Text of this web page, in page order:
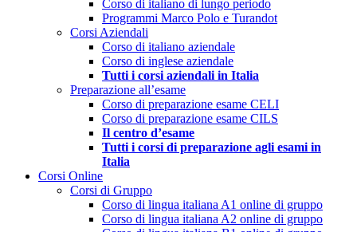
Corso di italiano di lungo periodo
Programmi Marco Polo e Turandot
Corsi Aziendali
Corso di italiano aziendale
Corso di inglese aziendale
Tutti i corsi aziendali in Italia
Preparazione all’esame
Corso di preparazione esame CELI
Corso di preparazione esame CILS
Il centro d’esame
Tutti i corsi di preparazione agli esami in
Italia
Corsi Online
Corsi di Gruppo
Corso di lingua italiana A1 online di gruppo
Corso di lingua italiana A2 online di gruppo